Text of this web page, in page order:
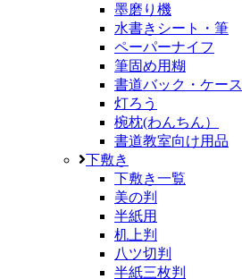
墨磨り機
水書きシート・筆
ペーパーナイフ
筆固め用糊
書道バック・ケース
灯ろう
椀枕(わんちん）
書道教室向け用品
下敷き
下敷き一覧
美の判
半紙用
机上判
八ツ切判
半紙三枚判